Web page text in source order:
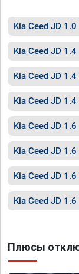
Kia Ceed JD 1.0
Kia Ceed JD 1.4
Kia Ceed JD
Kia Ceed JD
Kia Ceed JD 1.6
Kia Ceed JD 1.6
Kia Ceed JD
Kia Ceed JD
Плюсы